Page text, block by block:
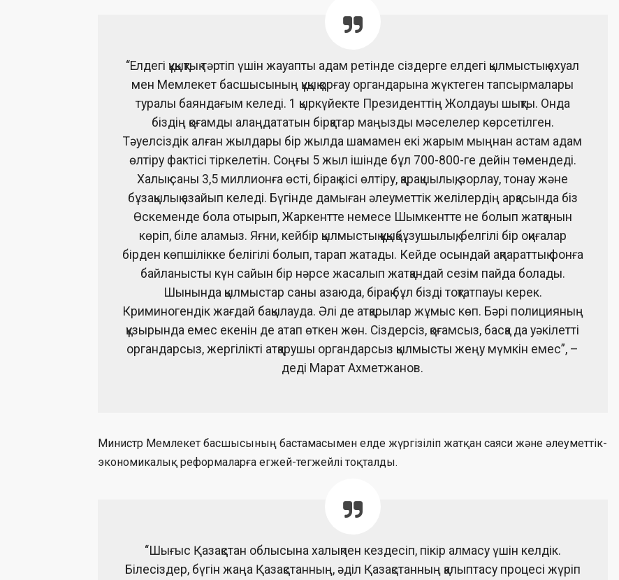
“Елдегі құқықтық тәртіп үшін жауапты адам ретінде сіздерге елдегі қылмыстық ахуал
мен Мемлекет басшысының құқық қорғау органдарына жүктеген тапсырмалары
туралы баяндағым келеді. 1 қыркүйекте Президенттің Жолдауы шықты. Онда
біздің қоғамды алаңдататын бірқатар маңызды мәселелер көрсетілген.
Тәуелсіздік алған жылдары бір жылда шамамен екі жарым мыңнан астам адам
өлтіру фактісі тіркелетін. Соңғы 5 жыл ішінде бұл 700-800-ге дейін төмендеді.
Халық саны 3,5 миллионға өсті, бірақ кісі өлтіру, қарақшылық, зорлау, тонау және
бұзақылық азайып келеді. Бүгінде дамыған әлеуметтік желілердің арқасында біз
Өскеменде бола отырып, Жаркентте немесе Шымкентте не болып жатқанын
көріп, біле аламыз. Яғни, кейбір қылмыстық құқықбұзушылық, белгілі бір оқиғалар
бірден көпшілікке белігілі болып, тарап жатады. Кейде осындай ақпараттық фонға
байланысты күн сайын бір нәрсе жасалып жатқандай сезім пайда болады.
Шынында қылмыстар саны азаюда, бірақ бұл бізді тоқтатпауы керек.
Криминогендік жағдай бақылауда. Әлі де атқарылар жұмыс көп. Бәрі полицияның
құзырында емес екенін де атап өткен жөн. Сіздерсіз, қоғамсыз, басқа да уәкілетті
органдарсыз, жергілікті атқарушы органдарсыз қылмысты жеңу мүмкін емес”, –
деді Марат Ахметжанов.
Министр Мемлекет басшысының бастамасымен елде жүргізіліп жатқан саяси және әлеуметтік-
экономикалық реформаларға егжей-тегжейлі тоқталды.
“Шығыс Қазақстан облысына халықпен кездесіп, пікір алмасу үшін келдік.
Білесіздер, бүгін жаңа Қазақстанның, әділ Қазақстанның қалыптасу процесі жүріп